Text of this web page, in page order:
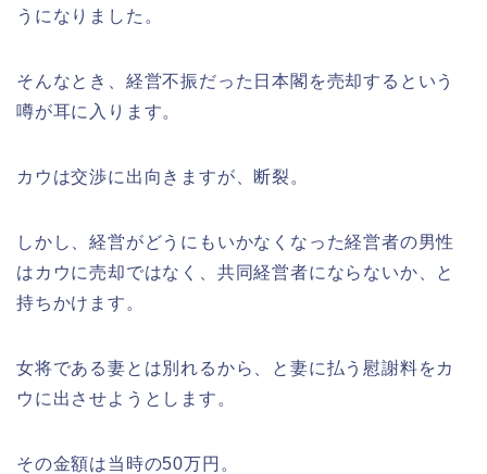
うになりました。
そんなとき、経営不振だった日本閣を売却するという
噂が耳に入ります。
カウは交渉に出向きますが、断裂。
しかし、経営がどうにもいかなくなった経営者の男性
はカウに売却ではなく、共同経営者にならないか、と
持ちかけます。
女将である妻とは別れるから、と妻に払う慰謝料をカ
ウに出させようとします。
その金額は当時の50万円。